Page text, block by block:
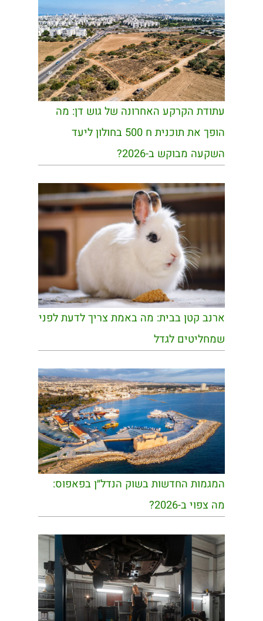
עתודת הקרקע האחרונה של גוש דן: מה
הופך את תוכנית ח 500 בחולון ליעד
השקעה מבוקש ב-2026?
ארנב קטן בבית: מה באמת צריך לדעת לפני
שמחליטים לגדל
המגמות החדשות בשוק הנדל״ן בפאפוס:
מה צפוי ב-2026?